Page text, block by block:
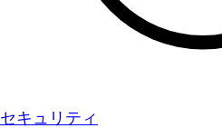
セキュリティ